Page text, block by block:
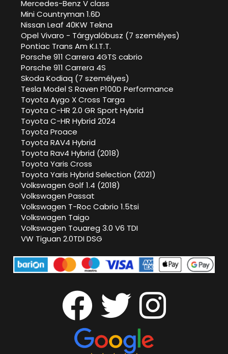
Mercedes-Benz V class
Mini Countryman 1.6D
Nissan Leaf 40KW Tekna
Opel Vivaro - Tárgyalóbusz (7 személyes)
Pontiac Trans Am K.I.T.T.
Porsche 911 Carrera 4GTS cabrio
Porsche 911 Carrera 4S
Skoda Kodiaq (7 személyes)
Tesla Model S Raven P100D Performance
Toyota Aygo X Cross Targa
Toyota C-HR 2.0 GR Sport Hybrid
Toyota C-HR Hybrid 2024
Toyota Proace
Toyota RAV4 Hybrid
Toyota Rav4 Hybrid (2018)
Toyota Yaris Cross
Toyota Yaris Hybrid Selection (2021)
Volkswagen Golf 1.4 (2018)
Volkswagen Passat
Volkswagen T-Roc Cabrio 1.5tsi
Volkswagen Taigo
Volkswagen Touareg 3.0 V6 TDI
VW Tiguan 2.0TDI DSG